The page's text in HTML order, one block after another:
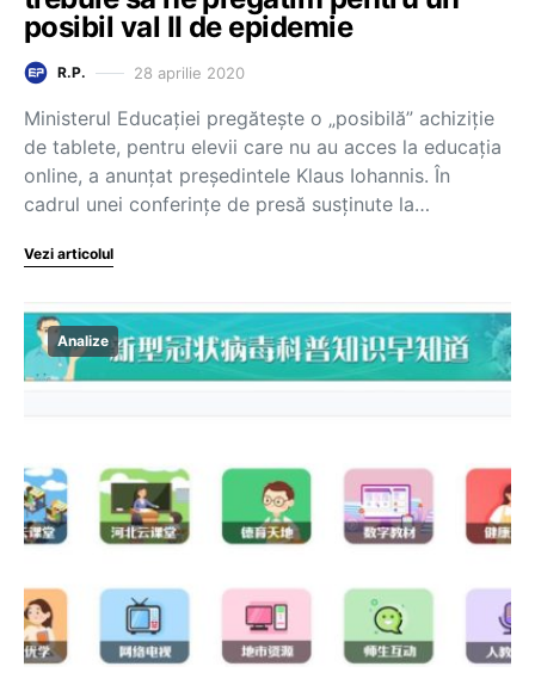
posibil val II de epidemie
R.P. 28 aprilie 2020
Ministerul Educației pregătește o „posibilă” achiziție
de tablete, pentru elevii care nu au acces la educația
online, a anunțat președintele Klaus Iohannis. În
cadrul unei conferințe de presă susținute la…
Vezi articolul
Analize